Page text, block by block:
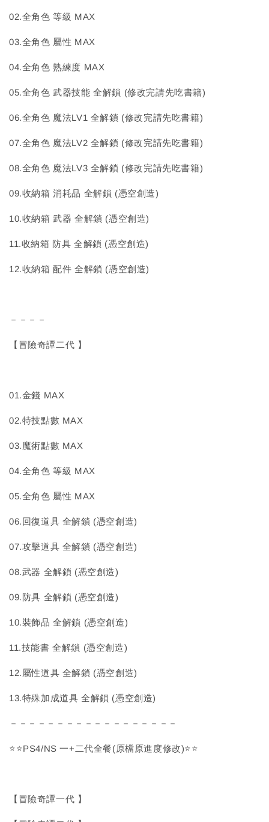
02.全角色 等級 MAX
03.全角色 屬性 MAX
04.全角色 熟練度 MAX
05.全角色 武器技能 全解鎖 (修改完請先吃書籍)
06.全角色 魔法LV1 全解鎖 (修改完請先吃書籍)
07.全角色 魔法LV2 全解鎖 (修改完請先吃書籍)
08.全角色 魔法LV3 全解鎖 (修改完請先吃書籍)
09.收納箱 消耗品 全解鎖 (憑空創造)
10.收納箱 武器 全解鎖 (憑空創造)
11.收納箱 防具 全解鎖 (憑空創造)
12.收納箱 配件 全解鎖 (憑空創造)
－－－－
【冒險奇譚二代 】
01.金錢 MAX
02.特技點數 MAX
03.魔術點數 MAX
04.全角色 等級 MAX
05.全角色 屬性 MAX
06.回復道具 全解鎖 (憑空創造)
07.攻擊道具 全解鎖 (憑空創造)
08.武器 全解鎖 (憑空創造)
09.防具 全解鎖 (憑空創造)
10.裝飾品 全解鎖 (憑空創造)
11.技能書 全解鎖 (憑空創造)
12.屬性道具 全解鎖 (憑空創造)
13.特殊加成道具 全解鎖 (憑空創造)
－－－－－－－－－－－－－－－－－－
⭐⭐PS4/NS 一+二代全餐(原檔原進度修改)⭐⭐
【冒險奇譚一代 】